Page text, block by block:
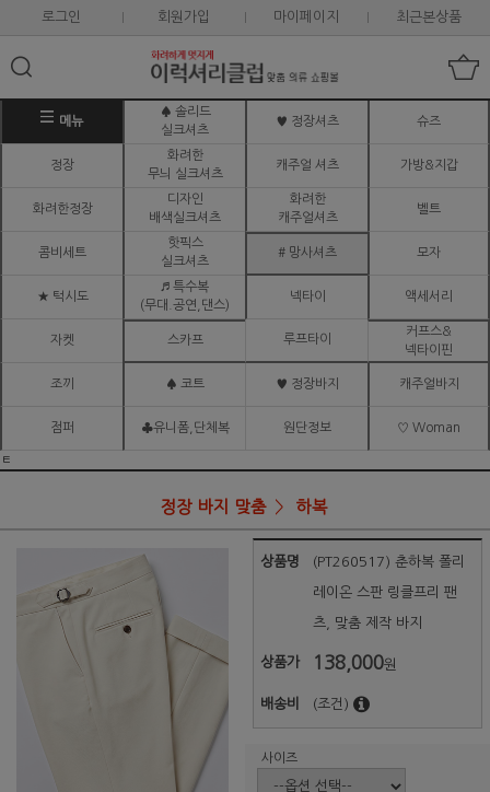
로그인 회원가입 마이페이지 최근본상품
메뉴
♠ 솔리드
실크셔츠
♥ 정장셔츠 슈즈
정장
화려한
무늬 실크셔츠
캐주얼 셔츠 가방&지갑
화려한정장
디자인
배색실크셔츠
화려한
캐주얼셔츠
벨트
콤비세트
핫픽스
실크셔츠
# 망사셔츠 모자
★ 턱시도
♬ 특수복
(무대.공연,댄스)
넥타이 액세서리
자켓 스카프 루프타이
커프스&
넥타이핀
조끼 ♠ 코트 ♥ 정장바지 캐주얼바지
점퍼 ♣유니폼,단체복 원단정보 ♡ Woman
ㅌ
정장 바지 맞춤 하복
상품명 (PT260517) 춘하복 폴리
레이온 스판 링클프리 팬
츠, 맞춤 제작 바지
상품가 138,000원
배송비 (조건)
사이즈